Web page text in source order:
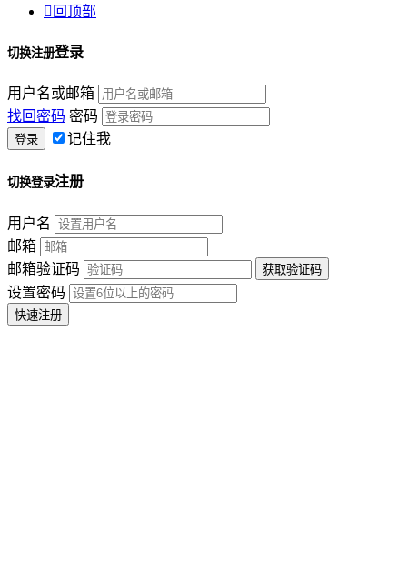
 回顶部
切换注册登录
用户名或邮箱
找回密码 密码
记住我
切换登录注册
用户名
邮箱
邮箱验证码
设置密码